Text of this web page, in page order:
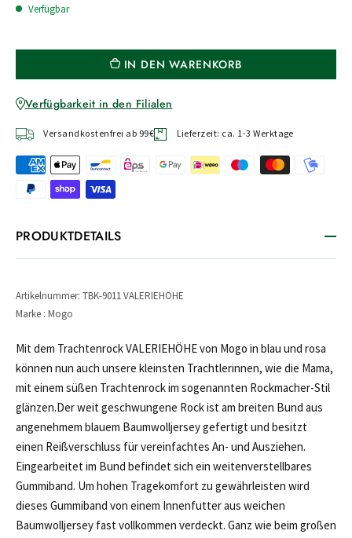
Verfügbar
IN DEN WARENKORB
Verfügbarkeit in den Filialen
Versandkostenfrei ab 99€ Lieferzeit: ca. 1-3 Werktage
PRODUKTDETAILS
Artikelnummer: TBK-9011 VALERIEHÖHE
Marke : Mogo
Mit dem Trachtenrock VALERIEHÖHE von Mogo in blau und rosa
können nun auch unsere kleinsten Trachtlerinnen, wie die Mama,
mit einem süßen Trachtenrock im sogenannten Rockmacher-Stil
glänzen.Der weit geschwungene Rock ist am breiten Bund aus
angenehmem blauem Baumwolljersey gefertigt und besitzt
einen Reißverschluss für vereinfachtes An- und Ausziehen.
Eingearbeitet im Bund befindet sich ein weitenverstellbares
Gummiband. Um hohen Tragekomfort zu gewährleisten wird
dieses Gummiband von einem Innenfutter aus weichen
Baumwolljersey fast vollkommen verdeckt. Ganz wie beim großen